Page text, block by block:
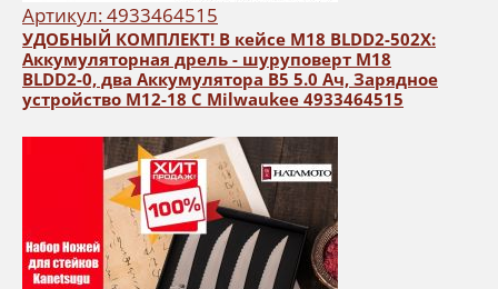
Артикул: 4933464515
УДОБНЫЙ КОМПЛЕКТ! В кейсе M18 BLDD2-502X:
Аккумуляторная дрель - шуруповерт M18
BLDD2-0, два Аккумулятора B5 5.0 Ач, Зарядное
устройство M12-18 C Milwaukee 4933464515